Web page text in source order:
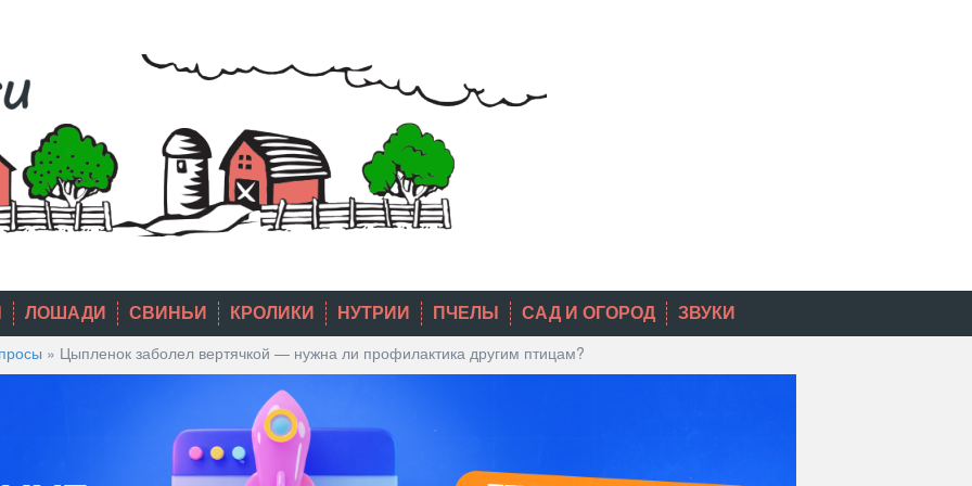
ЛОШАДИ СВИНЬИ КРОЛИКИ НУТРИИ ПЧЕЛЫ САД И ОГОРОД ЗВУКИ
» Цыпленок заболел вертячкой — нужна ли профилактика другим птицам?